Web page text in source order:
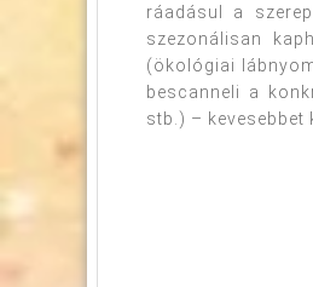
ráadásul a
szezonálisan
(ökológiai
bescanneli a
stb.) – kevesebbet